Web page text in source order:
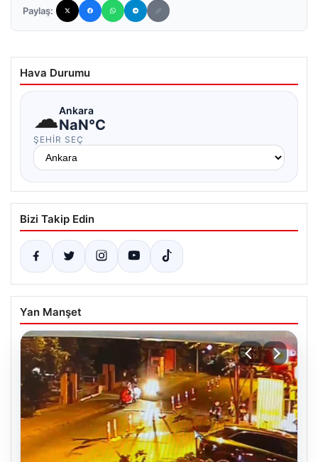
Paylaş:
Hava Durumu
☁Ankara
NaN°C
ŞEHIR SEÇ
Bizi Takip Edin
Yan Manşet